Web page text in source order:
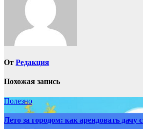
От Редакция
Похожая запись
Полезно
Лето за городом: как арендовать дачу